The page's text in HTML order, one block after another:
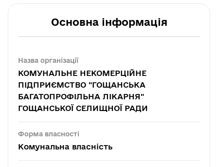
Основна інформація
Назва організації
КОМУНАЛЬНЕ НЕКОМЕРЦІЙНЕ
ПІДПРИЄМСТВО "ГОЩАНСЬКА
БАГАТОПРОФІЛЬНА ЛІКАРНЯ"
ГОЩАНСЬКОЇ СЕЛИЩНОЇ РАДИ
Форма власності
Комунальна власність